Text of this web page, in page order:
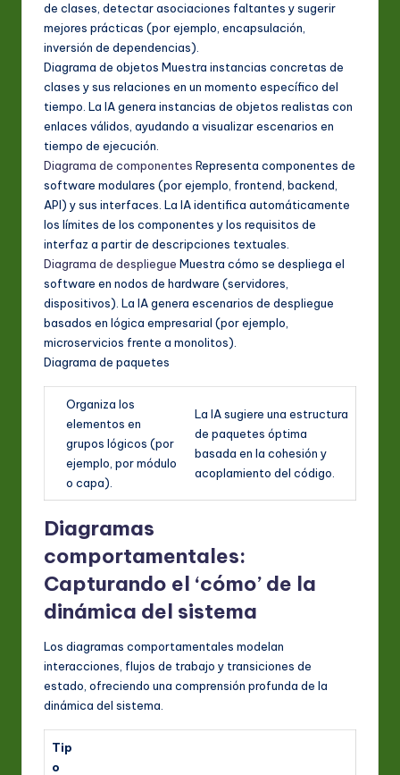
de clases, detectar asociaciones faltantes y sugerir
mejores prácticas (por ejemplo, encapsulación,
inversión de dependencias).
Diagrama de objetos Muestra instancias concretas de
clases y sus relaciones en un momento específico del
tiempo. La IA genera instancias de objetos realistas con
enlaces válidos, ayudando a visualizar escenarios en
tiempo de ejecución.
Diagrama de componentes Representa componentes de
software modulares (por ejemplo, frontend, backend,
API) y sus interfaces. La IA identifica automáticamente
los límites de los componentes y los requisitos de
interfaz a partir de descripciones textuales.
Diagrama de despliegue Muestra cómo se despliega el
software en nodos de hardware (servidores,
dispositivos). La IA genera escenarios de despliegue
basados en lógica empresarial (por ejemplo,
microservicios frente a monolitos).
Diagrama de paquetes
Organiza los
elementos en
grupos lógicos (por
ejemplo, por módulo
o capa).
La IA sugiere una estructura
de paquetes óptima
basada en la cohesión y
acoplamiento del código.
Diagramas
comportamentales:
Capturando el ‘cómo’ de la
dinámica del sistema
Los diagramas comportamentales modelan
interacciones, flujos de trabajo y transiciones de
estado, ofreciendo una comprensión profunda de la
dinámica del sistema.
Tip
o